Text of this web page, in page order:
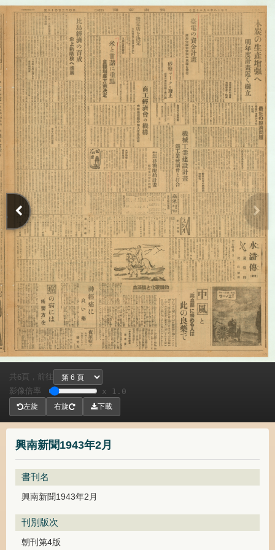
興南新聞1943年2月
書刊名
興南新聞1943年2月
刊別版次
朝刊第4版
共 6頁， 前往
影像倍率
x 1.0
左旋 右旋 下載